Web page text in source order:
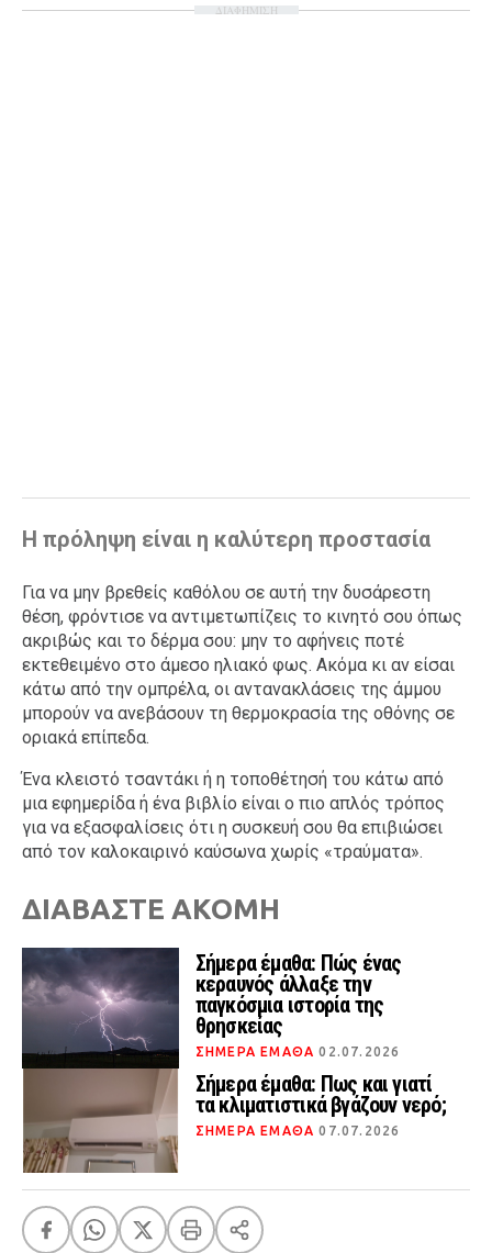
ΔΙΑΦΗΜΙΣΗ
Η πρόληψη είναι η καλύτερη προστασία
Για να μην βρεθείς καθόλου σε αυτή την δυσάρεστη
θέση, φρόντισε να αντιμετωπίζεις το κινητό σου όπως
ακριβώς και το δέρμα σου: μην το αφήνεις ποτέ
εκτεθειμένο στο άμεσο ηλιακό φως. Ακόμα κι αν είσαι
κάτω από την ομπρέλα, οι αντανακλάσεις της άμμου
μπορούν να ανεβάσουν τη θερμοκρασία της οθόνης σε
οριακά επίπεδα.
Ένα κλειστό τσαντάκι ή η τοποθέτησή του κάτω από
μια εφημερίδα ή ένα βιβλίο είναι ο πιο απλός τρόπος
για να εξασφαλίσεις ότι η συσκευή σου θα επιβιώσει
από τον καλοκαιρινό καύσωνα χωρίς «τραύματα».
ΔΙΑΒΑΣΤΕ ΑΚΟΜΗ
Σήμερα έμαθα: Πώς ένας
κεραυνός άλλαξε την
παγκόσμια ιστορία της
θρησκείας
ΣΗΜΕΡΑ ΕΜΑΘΑ 02.07.2026
Σήμερα έμαθα: Πως και γιατί
τα κλιματιστικά βγάζουν νερό;
ΣΗΜΕΡΑ ΕΜΑΘΑ 07.07.2026